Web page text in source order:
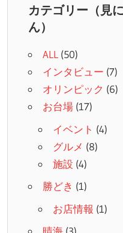
カテゴリー（見
ん）
ALL(50)
インタビュー (7)
オリンピック (6)
お台場(17)
イベント (4)
グルメ (8)
施設 (4)
勝どき (1)
お店情報 (1)